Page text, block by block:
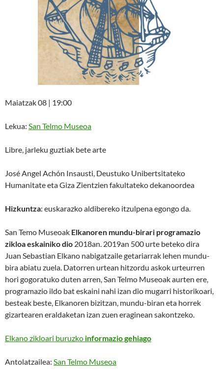
Maiatzak 08 | 19:00
Lekua: San Telmo Museoa
Libre, jarleku guztiak bete arte
José Angel Achón Insausti, Deustuko Unibertsitateko
Humanitate eta Giza Zientzien fakultateko dekanoordea
Hizkuntza: euskarazko aldibereko itzulpena egongo da.
San Temo Museoak Elkanoren mundu-birari programazio
zikloa eskainiko dio 2018an. 2019an 500 urte beteko dira
Juan Sebastian Elkano nabigatzaile getariarrak lehen mundu-
bira abiatu zuela. Datorren urtean hitzordu askok urteurren
hori gogoratuko duten arren, San Telmo Museoak aurten ere,
programazio ildo bat eskaini nahi izan dio mugarri historikoari,
besteak beste, Elkanoren bizitzan, mundu-biran eta horrek
gizartearen eraldaketan izan zuen eraginean sakontzeko.
Elkano zikloari buruzko informazio gehiago
Antolatzailea: San Telmo Museoa